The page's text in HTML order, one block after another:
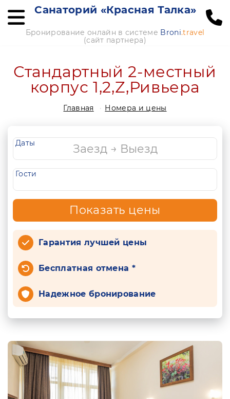
Санаторий «Красная Талка»
Бронирование онлайн в системе Broni.travel
(сайт партнера)
Стандартный 2-местный
корпус 1,2,Z,Ривьера
Главная Номера и цены
Даты
Гости
Показать цены
Гарантия лучшей цены
Бесплатная отмена *
Надежное бронирование